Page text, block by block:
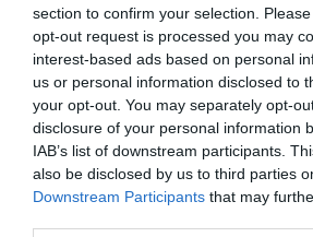
section to confirm your selection.
opt-out request is processed you may
interest-based ads based on personal
us or personal information disclosed to
your opt-out. You may separately opt-
disclosure of your personal information
IAB’s list of downstream participants.
also be disclosed by us to third parties
Downstream Participants that may